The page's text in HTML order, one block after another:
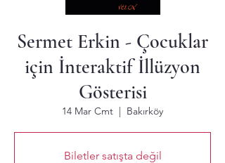
Sermet Erkin - Çocuklar
için İnteraktif İllüzyon
Gösterisi
14 Mar Cmt
  |
Bakırköy
Biletler satışta değil